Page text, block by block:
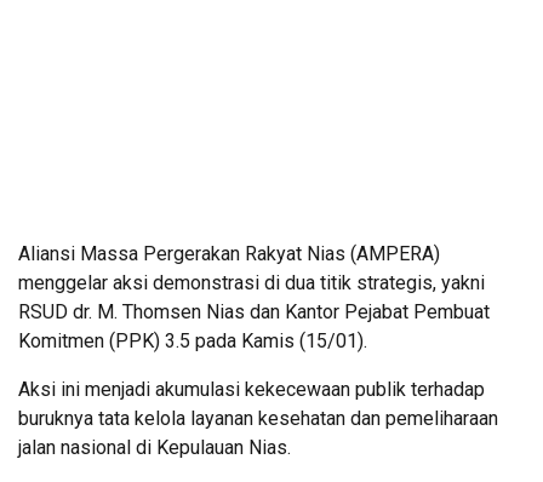
Aliansi Massa Pergerakan Rakyat Nias (AMPERA)
menggelar aksi demonstrasi di dua titik strategis, yakni
RSUD dr. M. Thomsen Nias dan Kantor Pejabat Pembuat
Komitmen (PPK) 3.5 pada Kamis (15/01).
Aksi ini menjadi akumulasi kekecewaan publik terhadap
buruknya tata kelola layanan kesehatan dan pemeliharaan
jalan nasional di Kepulauan Nias.